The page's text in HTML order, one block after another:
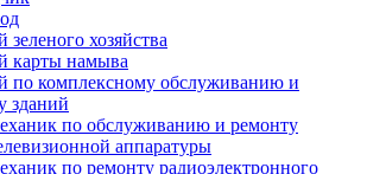
зеленого хозяйства
карты намыва
по комплексному обслуживанию и
зданий
по обслуживанию и ремонту
аппаратуры
по ремонту радиоэлектронного